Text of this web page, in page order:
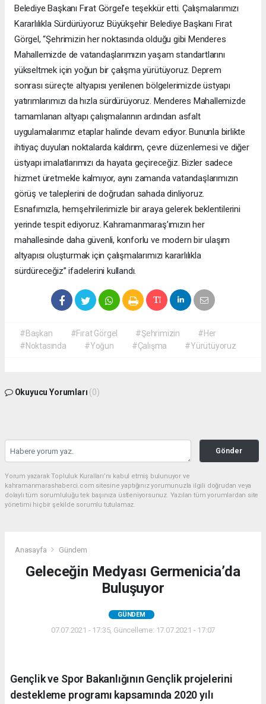
Belediye Başkanı Fırat Görgel’e teşekkür etti. Çalışmalarımızı
Kararlılıkla Sürdürüyoruz Büyükşehir Belediye Başkanı Fırat
Görgel, “Şehrimizin her noktasında olduğu gibi Menderes
Mahallemizde de vatandaşlarımızın yaşam standartlarını
yükseltmek için yoğun bir çalışma yürütüyoruz. Deprem
sonrası süreçte altyapısı yenilenen bölgelerimizde üstyapı
yatırımlarımızı da hızla sürdürüyoruz. Menderes Mahallemizde
tamamlanan altyapı çalışmalarının ardından asfalt
uygulamalarımız etaplar halinde devam ediyor. Bununla birlikte
ihtiyaç duyulan noktalarda kaldırım, çevre düzenlemesi ve diğer
üstyapı imalatlarımızı da hayata geçireceğiz. Bizler sadece
hizmet üretmekle kalmıyor, aynı zamanda vatandaşlarımızın
görüş ve taleplerini de doğrudan sahada dinliyoruz.
Esnafımızla, hemşehrilerimizle bir araya gelerek beklentilerini
yerinde tespit ediyoruz. Kahramanmaraş’ımızın her
mahallesinde daha güvenli, konforlu ve modern bir ulaşım
altyapısı oluşturmak için çalışmalarımızı kararlılıkla
sürdüreceğiz” ifadelerini kullandı.
#Başkan #Fırat Görgel #Şehrimizin
#Her
#Noktasında
#Yoğun #Çalışma #Yürütüyoruz
Okuyucu Yorumları (0)
Gönder
Yorum yazarak Topluluk Kuralları’nı kabul etmiş bulunuyor ve
kahramanmarashaberci.com sitesine yaptığınız yorumunuzla ilgili doğrudan veya
dolaylı tüm sorumluluğu tek başınıza üstleniyorsunuz. Yazılan tüm yorumlardan site
yönetimi hiçbir şekilde sorumlu tutulamaz.
Anasayfa Gündem
Geleceğin Medyası Germenicia’da
Buluşuyor
GÜNDEM
07.07.2021 - 17:35, Güncelleme: 17.07.2021 - 17:07
Gençlik ve Spor Bakanlığının Gençlik projelerini
destekleme programı kapsamında 2020 yılı